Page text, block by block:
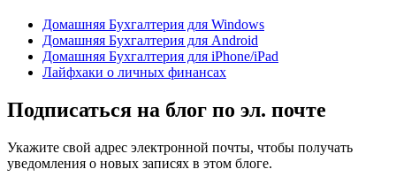
Домашняя Бухгалтерия для Windows
Домашняя Бухгалтерия для Android
Домашняя Бухгалтерия для iPhone/iPad
Лайфхаки о личных финансах
Подписаться на блог по эл. почте
Укажите свой адрес электронной почты, чтобы получать
уведомления о новых записях в этом блоге.